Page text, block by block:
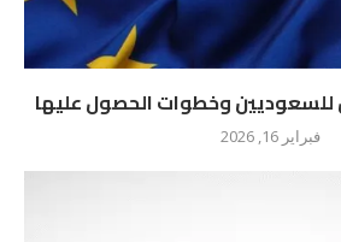
للسعوديين وخطوات الحصول عليها
فبراير 16, 2026